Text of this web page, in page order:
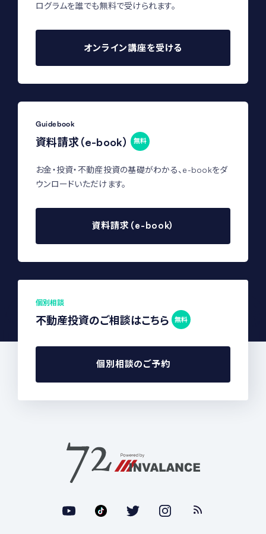
Nさん（20代）
ログラムを誰でも無料で受けられます。
オンライン講座を受ける
Guidebook
資料請求（e-book） 無料
お金・投資・不動産投資の基礎がわかる、e-bookをダ
ウンロードいただけます。
資料請求（e-book）
個別相談
不動産投資のご相談はこちら 無料
個別相談のご予約